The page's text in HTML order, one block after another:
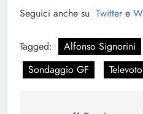
Seguici anche su Twitter e
Tagged: Alfonso Signorini
Sondaggio GF